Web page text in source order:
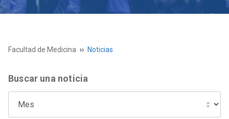
Facultad de Medicina Noticias
Buscar una noticia